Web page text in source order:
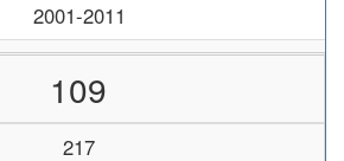
2001-2011
109
217